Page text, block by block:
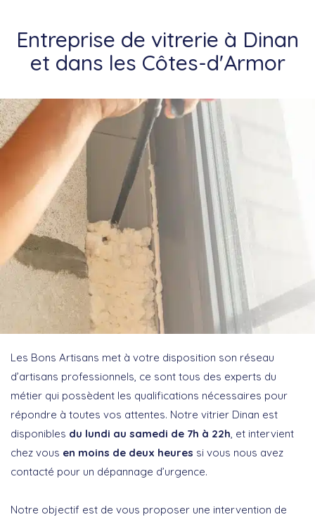
Entreprise de vitrerie à Dinan
et dans les Côtes-d'Armor
Les Bons Artisans met à votre disposition son réseau
d’artisans professionnels, ce sont tous des experts du
métier qui possèdent les qualifications nécessaires pour
répondre à toutes vos attentes. Notre vitrier Dinan est
disponibles du lundi au samedi de 7h à 22h, et intervient
chez vous en moins de deux heures si vous nous avez
contacté pour un dépannage d’urgence.
Notre objectif est de vous proposer une intervention de